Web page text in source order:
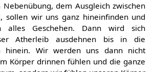
dem Ausgleich zwischen
sollen wir uns ganz hineinfinden und
alles Geschehen. Dann wird sich
Atherleib ausdehnen bis in die
hinein. Wir werden uns dann nicht
Körper drinnen fühlen und die ganze